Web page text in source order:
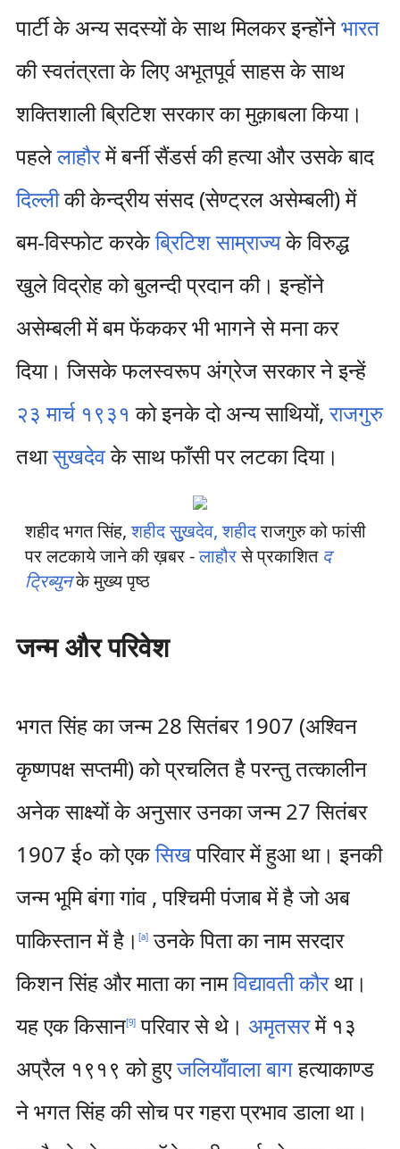
पार्टी के अन्य सदस्यों के साथ मिलकर इन्होंनेभारत
की स्वतंत्रता के लिए अभूतपूर्व साहस के साथ
शक्तिशाली ब्रिटिश सरकार का मुक़ाबला किया।
पहलेलाहौरमें बर्नी सैंडर्स की हत्या और उसके बाद
दिल्लीकी केन्द्रीय संसद (सेण्ट्रल असेम्बली) में
बम-विस्फोट करकेब्रिटिश साम्राज्यके विरुद्ध
खुले विद्रोह को बुलन्दी प्रदान की। इन्होंने
असेम्बली में बम फेंककर भी भागने से मना कर
दिया। जिसके फलस्वरूप अंग्रेज सरकार ने इन्हें
२३ मार्च १९३१ को इनके दो अन्य साथियों,राजगुरु
तथासुखदेवके साथ फाँसी पर लटका दिया।
शहीद भगत सिंह,शहीद सुुुखदेव, शहीदराजगुरु को फांसी
पर लटकाये जाने की ख़बर -लाहौरसे प्रकाशित द
ट्रिब्युनके मुख्य पृष्ठ
जन्म और परिवेश
भगत सिंह का जन्म 28 सितंबर 1907 (अश्विन
कृष्णपक्ष सप्तमी) को प्रचलित है परन्तु तत्कालीन
अनेक साक्ष्यों के अनुसार उनका जन्म 27 सितंबर
1907 ई० को एकसिखपरिवार में हुआ था। इनकी
जन्म भूमि बंगा गांव , पश्चिमी पंजाब में है जो अब
पाकिस्तान में है। [a]उनके पिता का नाम सरदार
किशन सिंह और माता का नामविद्यावती कौरथा।
यह एक किसान[9]परिवार से थे। अमृतसरमें १३
अप्रैल १९१९ को हुएजलियाँवाला बागहत्याकाण्ड
ने भगत सिंह की सोच पर गहरा प्रभाव डाला था।